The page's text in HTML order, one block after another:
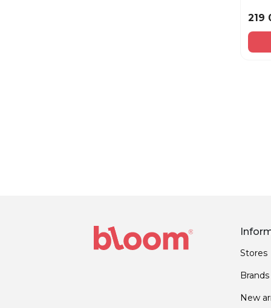
Дезодоранты,
антиперспиранты
219
Stores
Brands
New